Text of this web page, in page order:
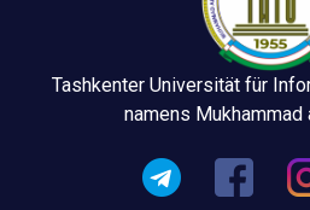
Tashkenter Universität für
namens